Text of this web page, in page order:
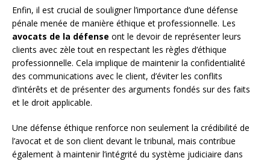
Enfin, il est crucial de souligner l’importance d’une défense
pénale menée de manière éthique et professionnelle. Les
avocats de la défense ont le devoir de représenter leurs
clients avec zèle tout en respectant les règles d’éthique
professionnelle. Cela implique de maintenir la confidentialité
des communications avec le client, d’éviter les conflits
d’intérêts et de présenter des arguments fondés sur des faits
et le droit applicable.
Une défense éthique renforce non seulement la crédibilité de
l’avocat et de son client devant le tribunal, mais contribue
également à maintenir l’intégrité du système judiciaire dans